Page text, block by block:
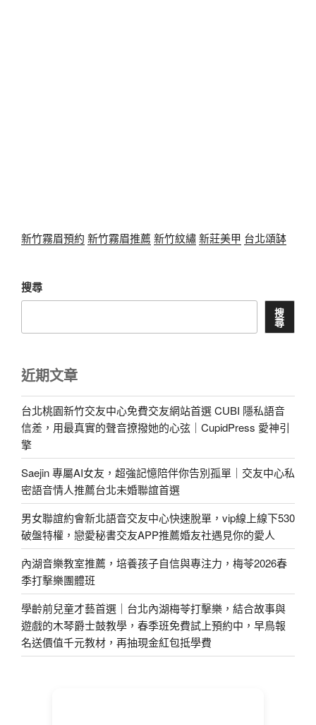
新竹霧眉預約 新竹霧眉推薦 新竹紋繡新莊美甲 台北頌缽
搜尋
搜
尋
近期文章
台北桃園新竹交友中心免費交友網站首選 CUBI 隱私語音
信差，用最真實的聲音撩撥她的心弦｜CupidPress 愛神引
擎
Saejin 專屬AI女友，超強記憶陪伴你告別孤單｜交友中心私
密語音情人推薦台北未婚聯誼首選
男女聯誼約會新北語音交友中心快速脫單，vip線上線下530
破盤特權，戀愛秘書交友APP推薦婚友社遇見你的愛人
內湖音樂教室推薦，培養孩子自信與專注力，梅苓2026春
季打擊樂團體班
學齡前兒童才藝首選｜台北內湖梅苓打擊樂，結合故事與
遊戲的木琴爵士鼓教學，春季班免費試上預約中，早鳥報
名送價值千元教材，再抽現金紅包抵學費